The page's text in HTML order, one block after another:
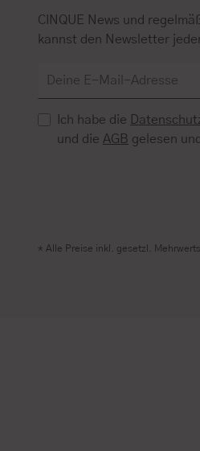
CINQUE News und
kannst den Newsletter
Ich habe die
und die AGB gelesen
* Alle Preise inkl. gesetzl.